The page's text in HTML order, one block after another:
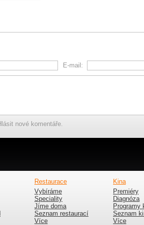
E-mail:
nové komentáře.
Restaurace
Vybíráme
Speciality
Jíme doma
Seznam restaurací
Více
Kina
Premiéry
Diagnóza
Programy
Seznam
Více